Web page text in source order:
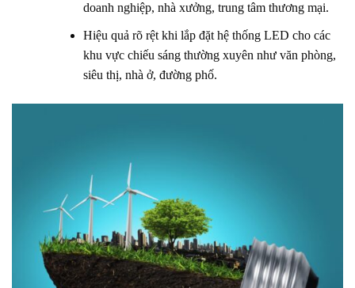
doanh nghiệp, nhà xưởng, trung tâm thương mại.
Hiệu quả rõ rệt khi lắp đặt hệ thống LED cho các
khu vực chiếu sáng thường xuyên như văn phòng,
siêu thị, nhà ở, đường phố.